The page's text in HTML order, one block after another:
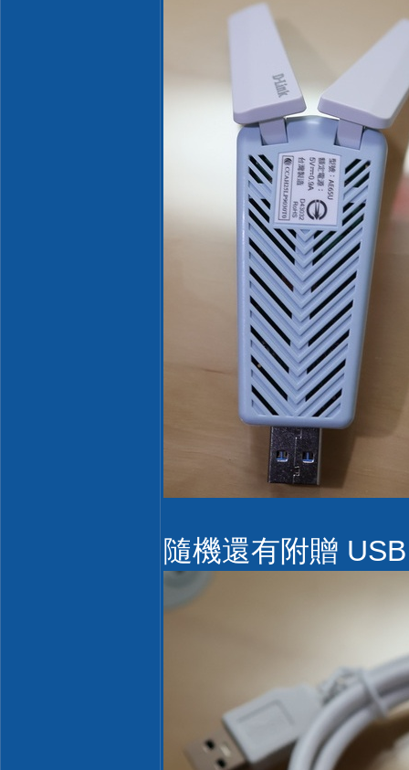
隨機還有附贈